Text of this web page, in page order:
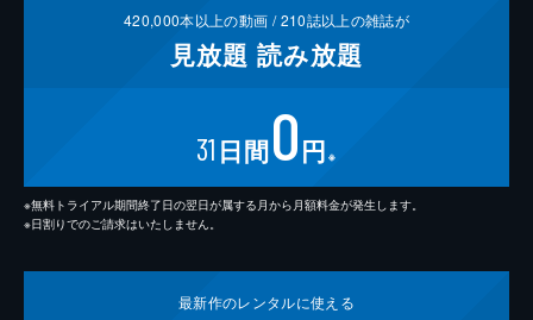
420,000本以上の動画 /210誌以上の雑誌が
見放題 読み放題
31 日間0円 ※
※無料トライアル期間終了日の翌日が属する月から月額料金が発生します。
※日割りでのご請求はいたしません。
最新作のレンタルに使える